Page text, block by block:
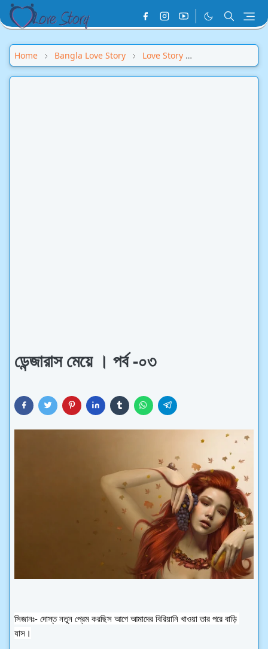
Home Bangla Love Story Love Story
ডেন্জারাস মেয়ে । পর্ব -০৩
সিজানঃ- দোস্ত নতুন প্রেম করছিস আগে আমাদের বিরিয়ানি খাওয়া তার পরে বাড়ি
যাস।